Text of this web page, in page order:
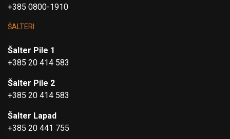
+385 0800-1910
ŠALTERI
Šalter Pile 1
+385 20 414 583
Šalter Pile 2
+385 20 414 583
Šalter Lapad
+385 20 441 755